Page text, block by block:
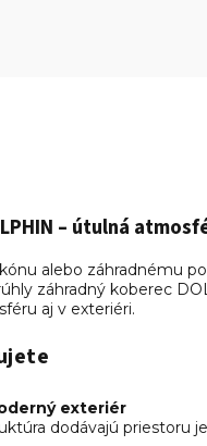
– útulná
alebo záhradnému
záhradný koberec
aj v exteriéri.
exteriér
dodávajú priestoru